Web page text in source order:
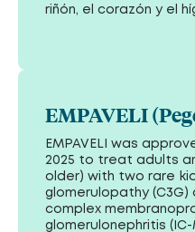
riñón, el corazón y el
EMPAVELI
EMPAVELI was
2025 to treat adults
older) with two rare
glomerulopathy (C3G)
complex
glomerulonephritis (IC-